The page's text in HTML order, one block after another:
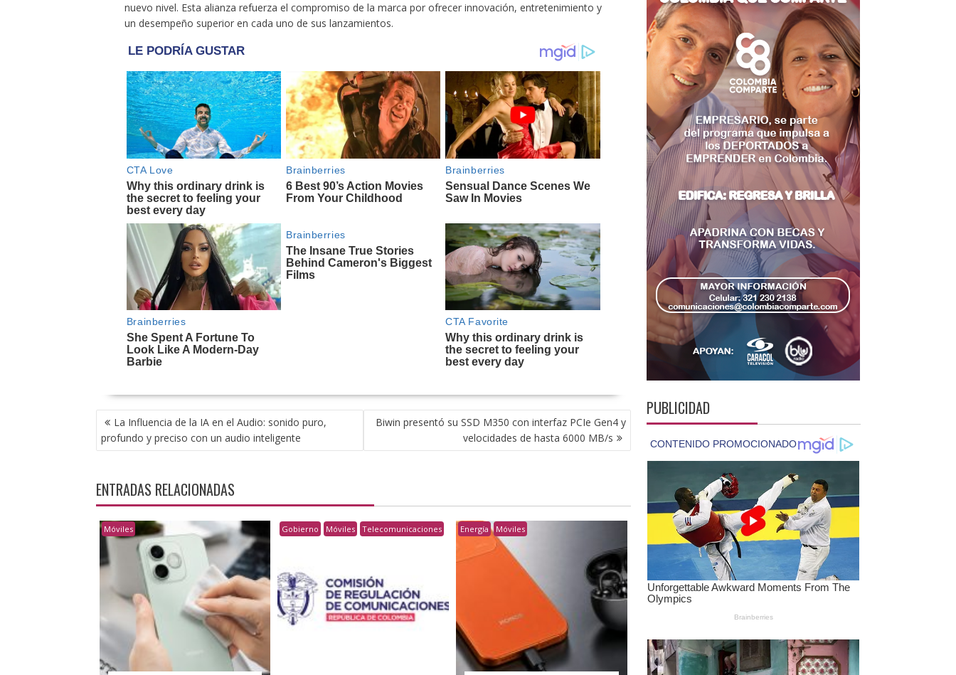
nuevo nivel. Esta alianza refuerza el compromiso de la marca por ofrecer innovación, entretenimiento y
un desempeño superior en cada uno de sus lanzamientos.
NAVEGACIÓN
DE
ENTRADAS
La Influencia de la IA en el Audio: sonido puro,
profundo y preciso con un audio inteligente
Biwin presentó su SSD M350 con interfaz PCIe Gen4 y
velocidades de hasta 6000 MB/s
ENTRADAS RELACIONADAS
Móviles Gobierno Móviles Telecomunicaciones Energía Móviles
PUBLICIDAD